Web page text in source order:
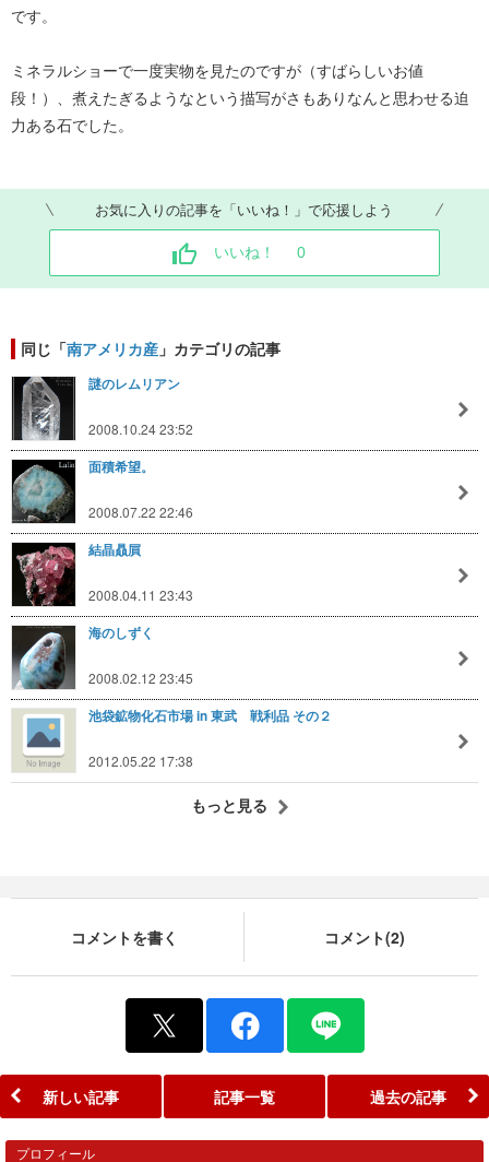
です。
ミネラルショーで一度実物を見たのですが（すばらしいお値
段！）、煮えたぎるようなという描写がさもありなんと思わせる迫
力ある石でした。
お気に入りの記事を「いいね！」で応援しよう
いいね！ 0
同じ「南アメリカ産 」カテゴリの記事
謎のレムリアン
2008.10.24 23:52
面積希望。
2008.07.22 22:46
結晶贔屓
2008.04.11 23:43
海のしずく
2008.02.12 23:45
池袋鉱物化石市場 in 東武 戦利品 その２
2012.05.22 17:38
もっと見る
コメントを書く コメント(2)
新しい記事 記事一覧 過去の記事
プロフィール